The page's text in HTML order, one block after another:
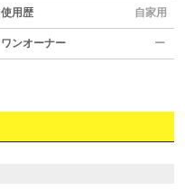
使用歴 自家用
ワンオーナー ー